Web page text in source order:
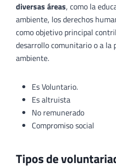
diversas áreas, como la
ambiente, los derechos
como objetivo principal
desarrollo comunitario o a la
ambiente.
Es Voluntario.
Es altruista
No remunerado
Compromiso social
Tipos de